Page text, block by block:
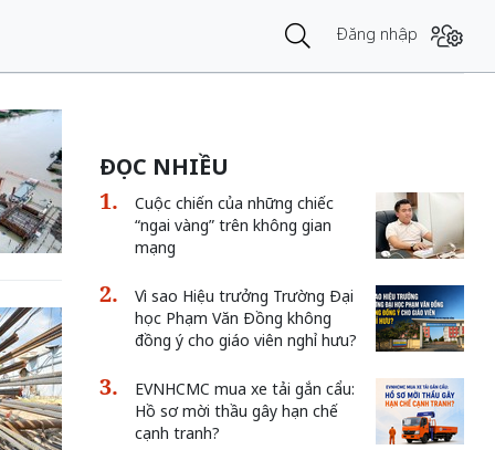
Đăng nhập
ĐỌC NHIỀU
Cuộc chiến của những chiếc
“ngai vàng” trên không gian
mạng
Vì sao Hiệu trưởng Trường Đại
học Phạm Văn Đồng không
đồng ý cho giáo viên nghỉ hưu?
EVNHCMC mua xe tải gắn cẩu:
Hồ sơ mời thầu gây hạn chế
cạnh tranh?